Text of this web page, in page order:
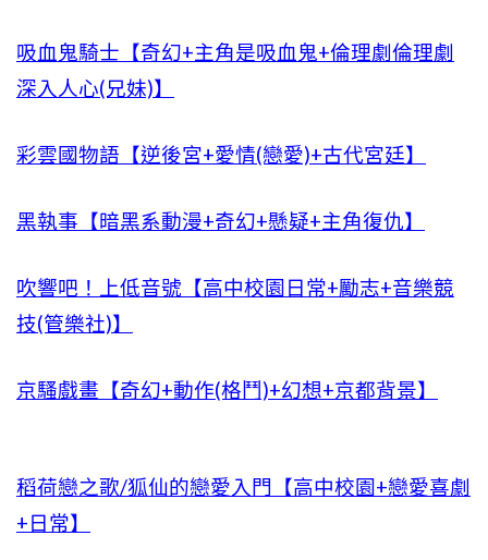
吸血鬼騎士【奇幻+主角是吸血鬼+倫理劇倫理劇
深入人心(兄妹)】
彩雲國物語【逆後宮+愛情(戀愛)+古代宮廷】
黑執事【暗黑系動漫+奇幻+懸疑+主角復仇】
吹響吧！上低音號【高中校園日常+勵志+音樂競
技(管樂社)】
京騷戲畫【奇幻+動作(格鬥)+幻想+京都背景】
稻荷戀之歌/狐仙的戀愛入門【高中校園+戀愛喜劇
+日常】